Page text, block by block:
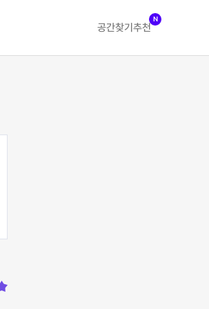
공간찾기 추천
N